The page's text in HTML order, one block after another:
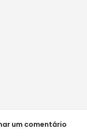
um comentário